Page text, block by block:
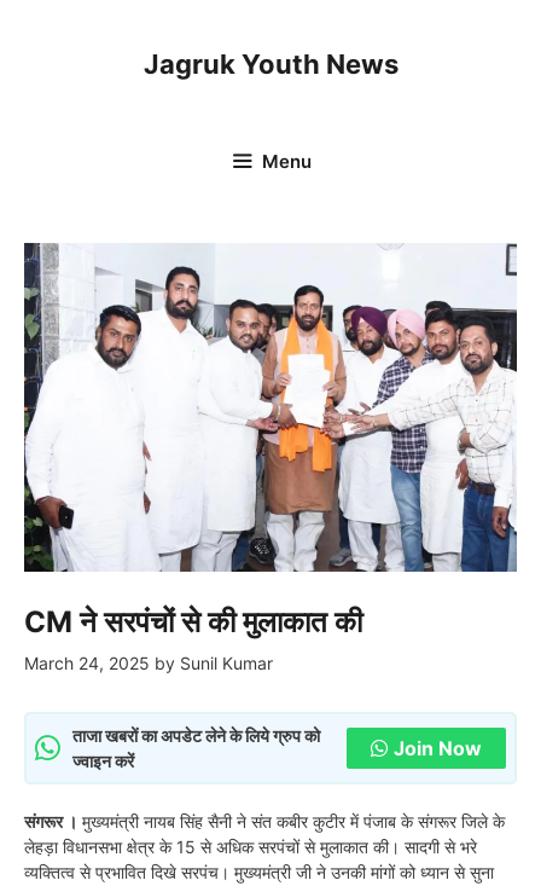
Jagruk Youth News
Menu
CM ने सरपंचों से की मुलाकात की
March 24, 2025 by Sunil Kumar
ताजा खबरों का अपडेट लेने के लिये ग्रुप को
ज्वाइन करें
Join Now
संगरूर । मुख्यमंत्री नायब सिंह सैनी ने संत कबीर कुटीर में पंजाब के संगरूर जिले के
लेहड़ा विधानसभा क्षेत्र के 15 से अधिक सरपंचों से मुलाकात की। सादगी से भरे
व्यक्तित्व से प्रभावित दिखे सरपंच। मुख्यमंत्री जी ने उनकी मांगों को ध्यान से सुना